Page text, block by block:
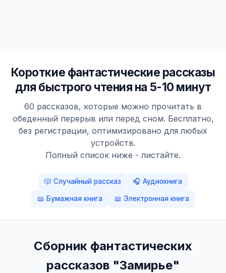
Короткие фантастические рассказы
для быстрого чтения на 5-10 минут
60 рассказов, которые можно прочитать в
обеденный перерыв или перед сном. Бесплатно,
без регистрации, оптимизировано для любых
устройств.
Полный список ниже - листайте.
🎲 Случайный рассказ 🎧 Аудиокнига
📖 Бумажная книга 📖 Электронная книга
Сборник фантастических
рассказов "Замирье"